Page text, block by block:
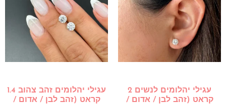
עגילי יהלומים לנשים 2
קראט (זהב לבן / אדום /
עגילי יהלומים זהב צהוב 1.4
קראט (זהב לבן / אדום /